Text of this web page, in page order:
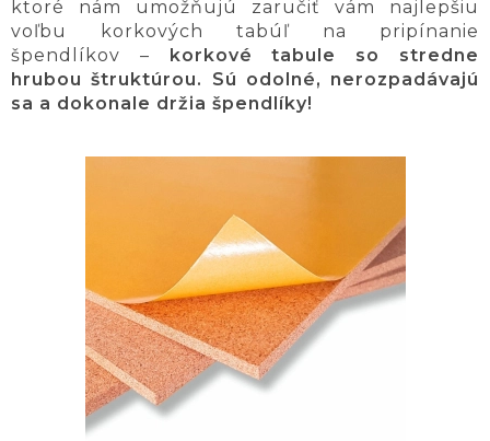
ktoré nám umožňujú zaručiť vám najlepšiu
voľbu korkových tabúľ na pripínanie
špendlíkov –
korkové tabule so stredne
hrubou štruktúrou. Sú odolné, nerozpadávajú
sa a dokonale držia špendlíky!